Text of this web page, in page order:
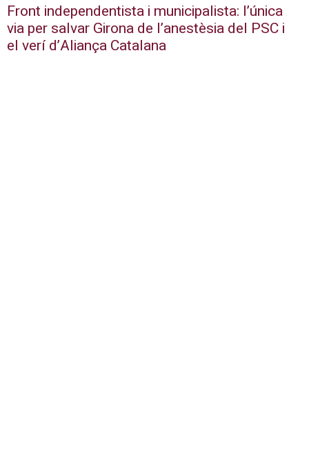
Front independentista i municipalista: l’única
via per salvar Girona de l’anestèsia del PSC i
el verí d’Aliança Catalana